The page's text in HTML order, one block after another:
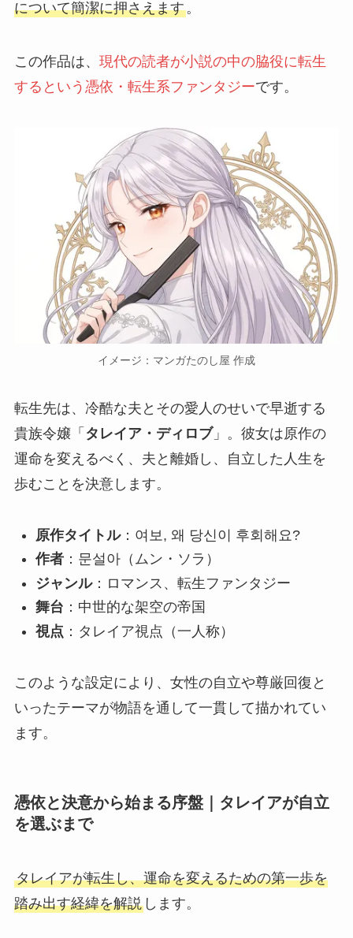
について簡潔に押さえます。
この作品は、 現代の読者が小説の中の脇役に転生
するという憑依・転生系ファンタジーです。
イメージ：マンガたのし屋 作成
転生先は、冷酷な夫とその愛人のせいで早逝する
貴族令嬢「 タレイア・ディロブ」。彼女は原作の
運命を変えるべく、夫と離婚し、自立した人生を
歩むことを決意します。
原作タイトル：여보, 왜 당신이 후회해요?
作者：문설아（ムン・ソラ）
ジャンル：ロマンス、転生ファンタジー
舞台 ：中世的な架空の帝国
視点 ：タレイア視点（一人称）
このような設定により、女性の自立や尊厳回復と
いったテーマが物語を通して一貫して描かれてい
ます。
憑依と決意から始まる序盤｜タレイアが自立
を選ぶまで
タレイアが転生し、運命を変えるための第一歩を
踏み出す経緯を解説します。